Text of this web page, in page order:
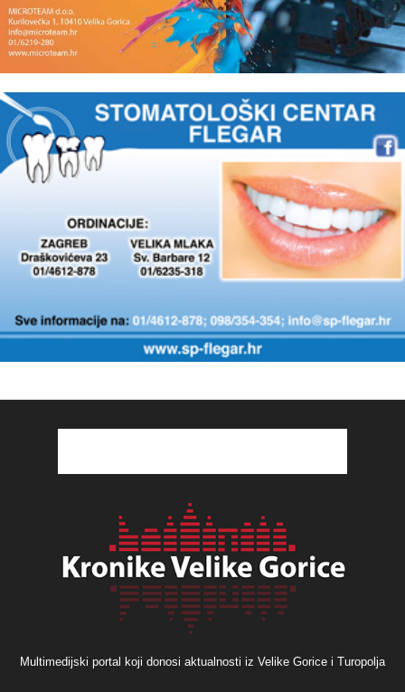
Multimedijski portal koji donosi aktualnosti iz Velike Gorice i Turopolja